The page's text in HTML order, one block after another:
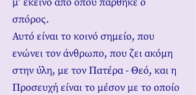
σπόρος.
Αυτό είναι το κοινό σημείο, που
ενώνει τον άνθρωπο, που ζει ακόμη
στην ύλη, με τον Πατέρα - Θεό, και η
Προσευχή είναι το μέσον με το οποίο